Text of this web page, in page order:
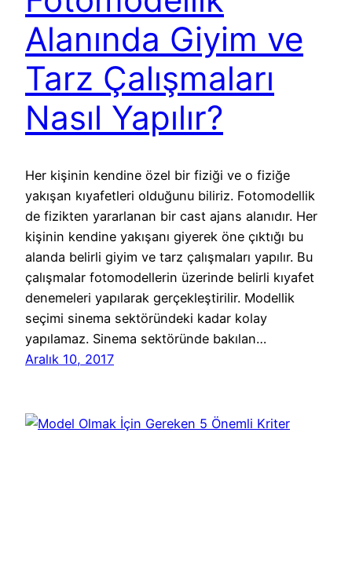
Alanında Giyim ve
Tarz Çalışmaları
Nasıl Yapılır?
Her kişinin kendine özel bir fiziği ve o fiziğe
yakışan kıyafetleri olduğunu biliriz. Fotomodellik
de fizikten yararlanan bir cast ajans alanıdır. Her
kişinin kendine yakışanı giyerek öne çıktığı bu
alanda belirli giyim ve tarz çalışmaları yapılır. Bu
çalışmalar fotomodellerin üzerinde belirli kıyafet
denemeleri yapılarak gerçekleştirilir. Modellik
seçimi sinema sektöründeki kadar kolay
yapılamaz. Sinema sektöründe bakılan…
Aralık 10, 2017